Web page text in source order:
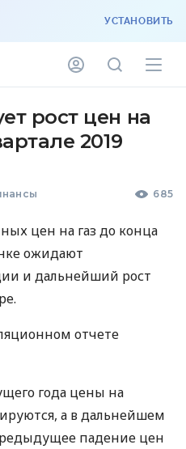
УСТАНОВИТЬ
рост цен на
2019
685
цен на газ до конца
ожидают
и дальнейший рост
отчете
года цены на
а в дальнейшем
падение цен